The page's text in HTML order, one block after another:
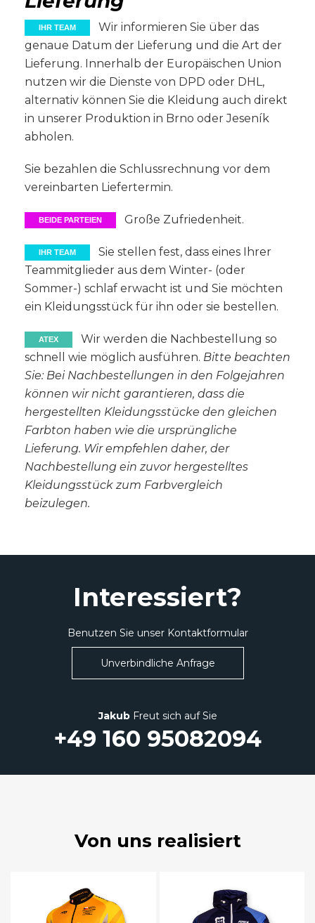
IHR TEAM
Wir informieren Sie über das
genaue Datum der Lieferung und die Art der
Lieferung. Innerhalb der Europäischen Union
nutzen wir die Dienste von DPD oder DHL,
alternativ können Sie die Kleidung auch direkt
in unserer Produktion in Brno oder Jeseník
abholen.
Sie bezahlen die Schlussrechnung vor dem
vereinbarten Liefertermin.
BEIDE PARTEIEN Große Zufriedenheit.
IHR TEAM
Sie stellen fest, dass eines Ihrer
Teammitglieder aus dem Winter- (oder
Sommer-) schlaf erwacht ist und Sie möchten
ein Kleidungsstück für ihn oder sie bestellen.
ATEX
Wir werden die Nachbestellung so
schnell wie möglich ausführen. Bitte beachten
Sie: Bei Nachbestellungen in den Folgejahren
können wir nicht garantieren, dass die
hergestellten Kleidungsstücke den gleichen
Farbton haben wie die ursprüngliche
Lieferung. Wir empfehlen daher, der
Nachbestellung ein zuvor hergestelltes
Kleidungsstück zum Farbvergleich
beizulegen.
Interessiert?
Benutzen Sie unser Kontaktformular
Unverbindliche Anfrage
JakubFreut sich auf Sie
+49 160 95082094
Von uns realisiert